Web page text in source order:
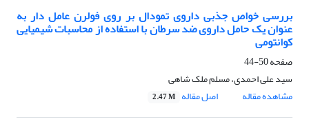
بررسی خواص جذبی داروی تمودال بر روی فولرن عامل دار به
عنوان یک حامل داروی ضد سرطان با استفاده از محاسبات شیمیایی
کوانتومی
صفحه50-44
سید علی احمدی، مسلم ملک شاهی
مشاهده مقاله
اصل مقاله 2.47 M